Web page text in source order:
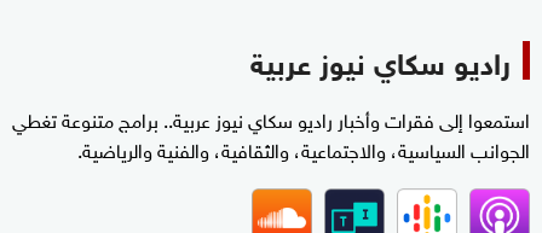
راديو سكاي نيوز عربية
استمعوا إلى فقرات وأخبار راديو سكاي نيوز عربية.. برامج متنوعة تغطي
الجوانب السياسية، والاجتماعية، والثقافية، والفنية والرياضية.